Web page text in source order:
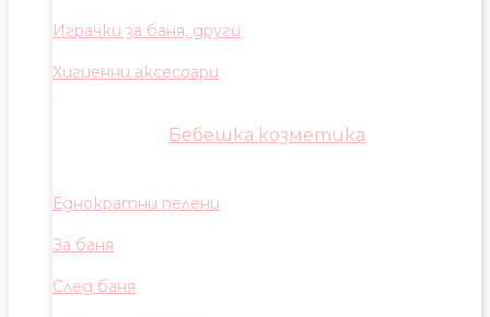
Играчки за баня, други
Хигиенни аксесоари
Бебешка козметика
Еднократни пелени
За баня
След баня